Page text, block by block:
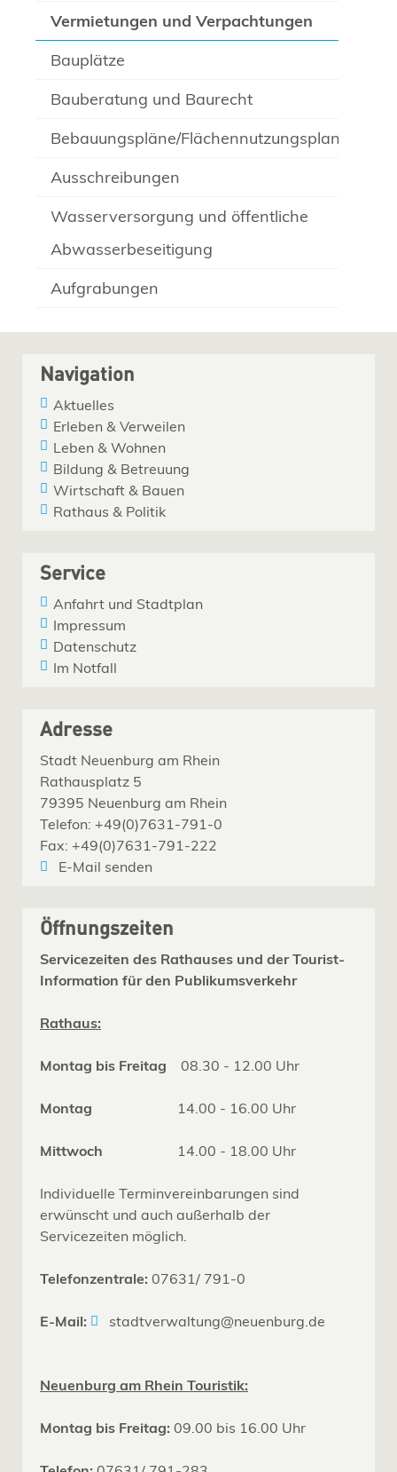
Vermietungen und Verpachtungen
Bauplätze
Bauberatung und Baurecht
Bebauungspläne/Flächennutzungsplan
Ausschreibungen
Wasserversorgung und öffentliche
Abwasserbeseitigung
Aufgrabungen
Navigation
Aktuelles
Erleben & Verweilen
Leben & Wohnen
Bildung & Betreuung
Wirtschaft & Bauen
Rathaus & Politik
Service
Anfahrt und Stadtplan
Impressum
Datenschutz
Im Notfall
Adresse
Stadt Neuenburg am Rhein
Rathausplatz 5
79395 Neuenburg am Rhein
Telefon: +49(0)7631-791-0
Fax: +49(0)7631-791-222
E-Mail senden
Öffnungszeiten
Servicezeiten des Rathauses und der Tourist-
Information für den Publikumsverkehr
Rathaus:
Montag bis Freitag 08.30 - 12.00 Uhr
Montag 14.00 - 16.00 Uhr
Mittwoch 14.00 - 18.00 Uhr
Individuelle Terminvereinbarungen sind
erwünscht und auch außerhalb der
Servicezeiten möglich.
Telefonzentrale: 07631/ 791-0
E-Mail: stadtverwaltung@neuenburg.de
Neuenburg am Rhein Touristik:
Montag bis Freitag: 09.00 bis 16.00 Uhr